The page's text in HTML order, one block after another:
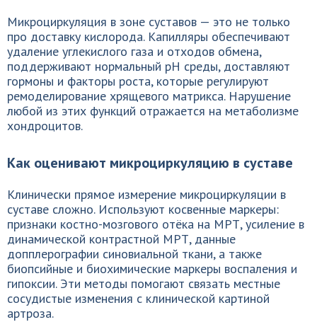
Микроциркуляция в зоне суставов — это не только
про доставку кислорода. Капилляры обеспечивают
удаление углекислого газа и отходов обмена,
поддерживают нормальный рН среды, доставляют
гормоны и факторы роста, которые регулируют
ремоделирование хрящевого матрикса. Нарушение
любой из этих функций отражается на метаболизме
хондроцитов.
Как оценивают микроциркуляцию в суставе
Клинически прямое измерение микроциркуляции в
суставе сложно. Используют косвенные маркеры:
признаки костно-мозгового отёка на МРТ, усиление в
динамической контрастной МРТ, данные
допплерографии синовиальной ткани, а также
биопсийные и биохимические маркеры воспаления и
гипоксии. Эти методы помогают связать местные
сосудистые изменения с клинической картиной
артроза.